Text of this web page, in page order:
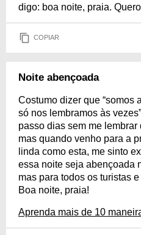
digo: boa noite, praia.
COPIAR
Noite abençoada
Costumo dizer que “somos
só nos lembramos às
passo dias sem me
mas quando venho para a
linda como esta, me sinto
essa noite seja abençoada
mas para todos os turistas
Boa noite, praia!
Aprenda mais de 10